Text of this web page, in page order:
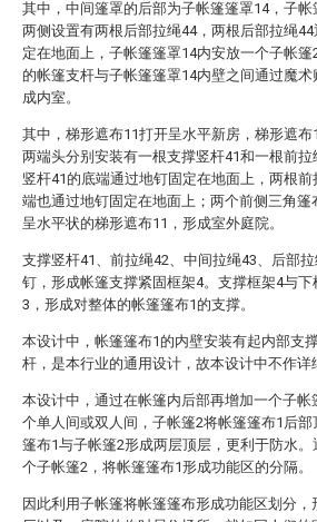
其中，中间篷罩的后部为子帐篷篷罩14，子帐
两侧设置有两根后部拉绳44，两根后部拉绳44
定在地面上，子帐篷篷罩14内安放一个子帐篷
的帐篷支杆与子帐篷篷罩14内壁之间通过魔术
成内室。
其中，梯形遮布11打开呈水平新房，梯形遮布
两端头分别安装有一根支撑竖杆41和一根前拉
竖杆41的底端通过地钉固定在地面上，两根前
端也通过地钉固定在地面上；两个前侧三角篷
呈水平状的梯形遮布11，形成室外庭院。
支撑竖杆41、前拉绳42、中间拉绳43、后部
钉，形成帐篷支撑紧固框架4。支撑框架4与下
3，形成对整体的帐篷篷布1的支撑。
本设计中，帐篷篷布1的内壁安装有起内部支
杆，是本行业的通用设计，故本设计中不作详
本设计中，通过在帐篷内后部再增加一个子帐
个单人间或双人间，子帐篷2将帐篷篷布1后部
篷布1与子帐篷2形成两层顶层，更利于防水。
个子帐篷2，将帐篷篷布1形成功能区的分隔。
因此利用子帐篷将帐篷篷布形成功能区划分，